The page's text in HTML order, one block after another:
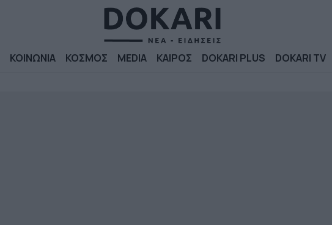
ΚΟΙΝΩΝΙΑ ΚΟΣΜΟΣ MEDIA ΚΑΙΡΟΣ DOKARI PLUS DOKARI TV